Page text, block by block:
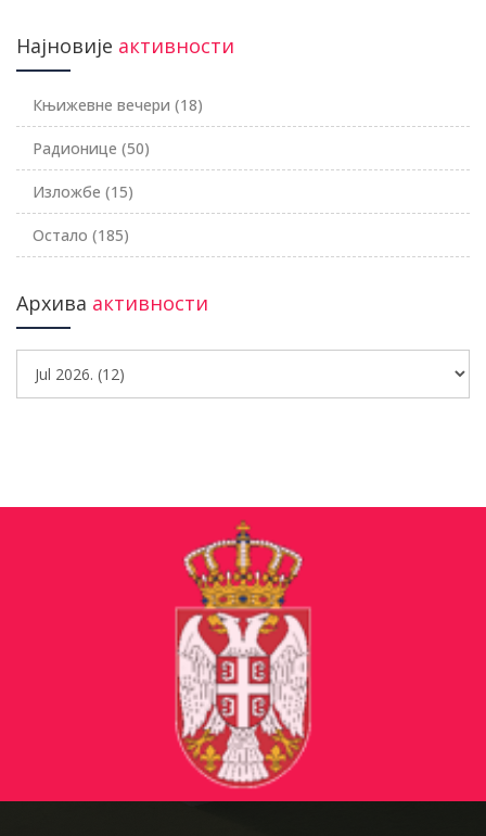
Најновије активности
Књижевне вечери (18)
Радионице (50)
Изложбе (15)
Остало (185)
Архива активности